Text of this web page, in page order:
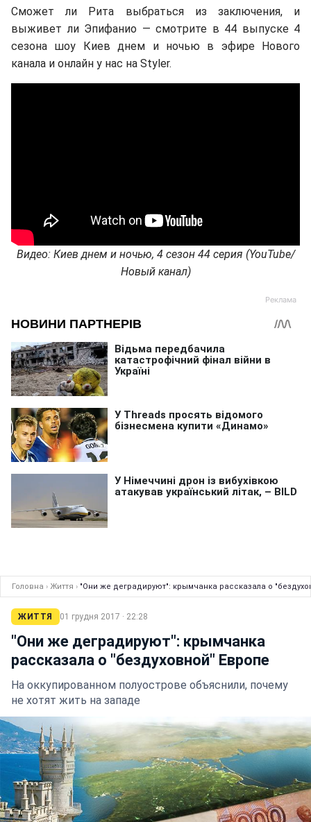
Сможет ли Рита выбраться из заключения, и
выживет ли Эпифанио — смотрите в 44 выпуске 4
сезона шоу Киев днем и ночью в эфире Нового
канала и онлайн у нас на Styler.
Видео: Киев днем и ночью, 4 сезон 44 серия (YouTube/
Новый канал)
Головна › Життя › "Они же деградируют": крымчанка рассказала о
ЖИТТЯ 01 грудня 2017 · 22:28
"Они же деградируют": крымчанка
рассказала о "бездуховной" Европе
На оккупированном полуострове объяснили, почему
не хотят жить на западе